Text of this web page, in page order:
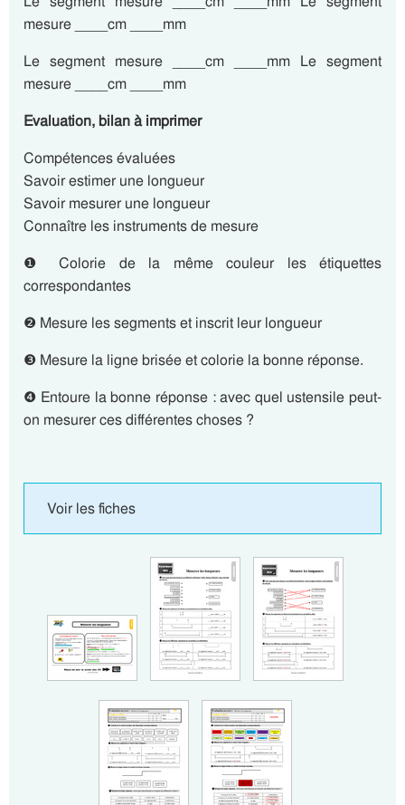
mesure ____cm ____mm
Le segment mesure ____cm ____mm Le segment
mesure ____cm ____mm
Evaluation, bilan à imprimer
Compétences évaluées
Savoir estimer une longueur
Savoir mesurer une longueur
Connaître les instruments de mesure
❶ Colorie de la même couleur les étiquettes
correspondantes
❷ Mesure les segments et inscrit leur longueur
❸ Mesure la ligne brisée et colorie la bonne réponse.
❹ Entoure la bonne réponse : avec quel ustensile peut-
on mesurer ces différentes choses ?
Voir les fiches